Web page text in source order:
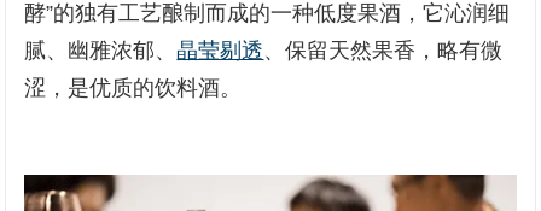
酵”的独有工艺酿制而成的一种低度果酒，它沁润细
腻、幽雅浓郁、晶莹剔透、保留天然果香，略有微
涩，是优质的饮料酒。